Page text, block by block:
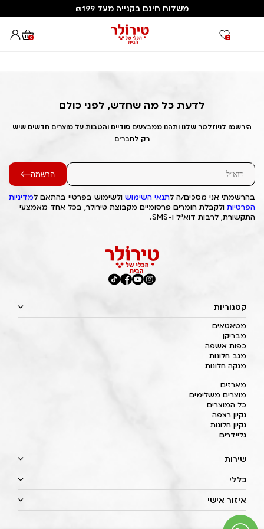
משלוח חינם בקנייה מעל ₪199
0 0
דף הבית Out of Stock Alert 2025/03/23 1742730084
לדעת כל מה שחדש, לפני כולם
הירשמו לניוזלטר שלנו ותהנו ממבצעים סודיים והטבות על מוצרים חדשים שיש
רק לחברים
הרשמה
בהרשמתי אני מסכים/ה לתנאי השימוש ולשימוש בפרטיי בהתאם למדיניות
הפרטיות ולקבלת חומרים פרסומיים מקבוצת טירולר, בכל אחד מאמצעי
התקשורת, לרבות דוא"ל ו-SMS.
קטגוריות
מטאטאים
מבריקן
כפות אשפה
מגב חלונות
מנקה חלונות
מארזים
מוצרים משלימים
כל המוצרים
נקיון רצפה
נקיון חלונות
גליידרים
שירות
כללי
איזור אישי